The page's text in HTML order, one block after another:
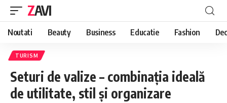
ZAVI
Noutati Beauty Business Educatie Fashion
TURISM
Seturi de valize – combinația ideală
de utilitate, stil și organizare